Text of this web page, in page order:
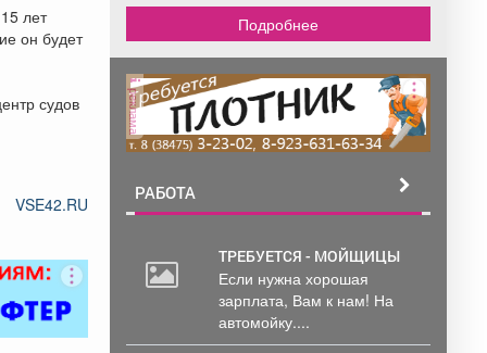
лет
он будет
судов
VSE42.RU
Подробнее
реклама
РАБОТА
ТРЕБУЕТСЯ - МОЙЩИЦЫ
Если нужна хорошая
зарплата, Вам к нам! На
автомойку....